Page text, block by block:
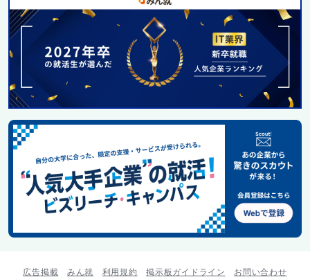
広告掲載 みん就 利用規約 掲示板ガイドライン お問い合わせ